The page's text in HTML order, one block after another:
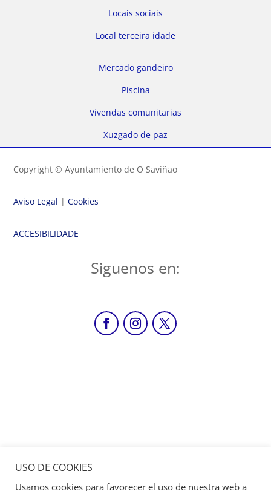
Locais sociais
Local terceira idade
Mercado gandeiro
Piscina
Vivendas comunitarias
Xuzgado de paz
Copyright © Ayuntamiento de O Saviñao
Aviso Legal |Cookies
ACCESIBILIDADE
Siguenos en:
USO DE COOKIES
Usamos cookies para favorecer el uso de nuestra web a